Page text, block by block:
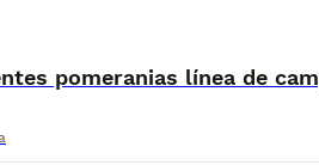
pomeranias línea de